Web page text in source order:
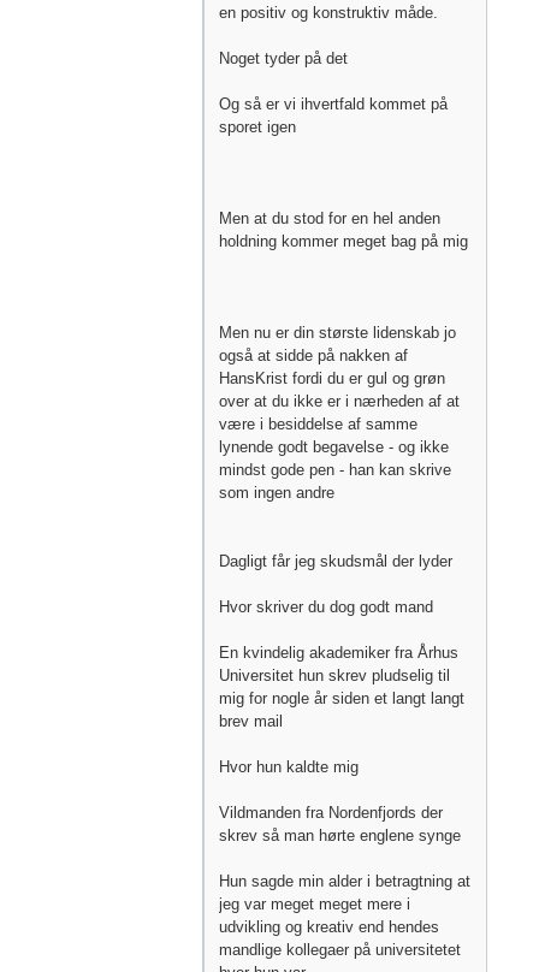
en positiv og konstruktiv måde.
Noget tyder på det
Og så er vi ihvertfald kommet på
sporet igen
Men at du stod for en hel anden
holdning kommer meget bag på mig
Men nu er din største lidenskab jo
også at sidde på nakken af
HansKrist fordi du er gul og grøn
over at du ikke er i nærheden af at
være i besiddelse af samme
lynende godt begavelse - og ikke
mindst gode pen - han kan skrive
som ingen andre
Dagligt får jeg skudsmål der lyder
Hvor skriver du dog godt mand
En kvindelig akademiker fra Århus
Universitet hun skrev pludselig til
mig for nogle år siden et langt langt
brev mail
Hvor hun kaldte mig
Vildmanden fra Nordenfjords der
skrev så man hørte englene synge
Hun sagde min alder i betragtning at
jeg var meget meget mere i
udvikling og kreativ end hendes
mandlige kollegaer på universitetet